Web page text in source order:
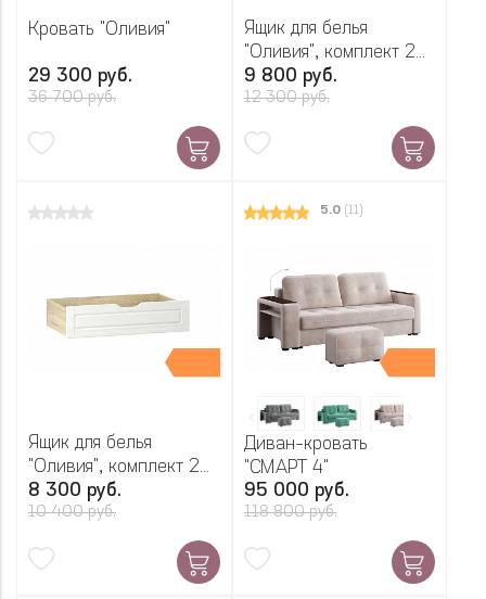
Кровать "Оливия"
29 300 руб.
36 700 руб.
Ящик для белья
"Оливия", комплект 2
шт.
9 800 руб.
12 300 руб.
Ящик для белья
"Оливия", комплект 2
шт.
8 300 руб.
10 400 руб.
5.0 (11)
Диван-кровать
"СМАРТ 4"
95 000 руб.
118 800 руб.